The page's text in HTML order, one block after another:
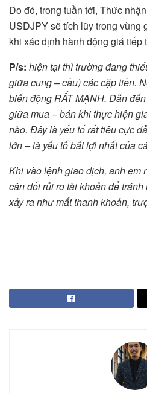
Do đó, trong tuần tới, Thức
USDJPY sẽ tích lũy trong vùng
khi xác định hành động giá tiếp
P/s: hiện tại thì trường đang
giữa cung – cầu) các cặp tiền.
biến động RẤT MẠNH. Dẫn
giữa mua – bán khi thực hiện
nào. Đây là yếu tố rất tiêu cực
lớn – là yếu tố bất lợi nhất của
Khi vào lệnh giao dịch, anh em
cân đối rủi ro tài khoản để
xảy ra như mất thanh khoản,